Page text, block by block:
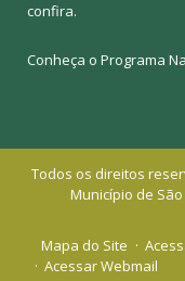
confira.
Conheça o Programa
Todos os direitos
Município de São
Mapa do Site
Acessar Webmail